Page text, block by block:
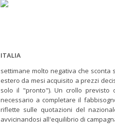
ITALIA
settimane molto negativa che
estero da mesi acquisito a prezzi
solo il "pronto"). Un crollo previsto
necessario a completare il
riflette sulle quotazioni del
avvicinandosi all'equilibrio di